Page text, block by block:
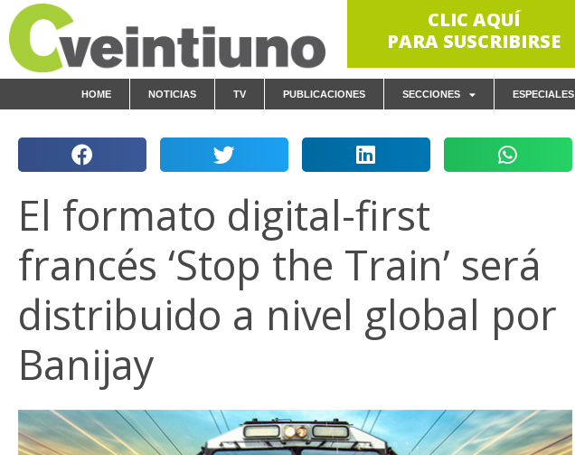
CLIC AQUÍ
PARA SUSCRIBIRSE
HOME NOTICIAS TV PUBLICACIONES SECCIONES ESPECIALES
El formato digital-first
francés ‘Stop the Train’ será
distribuido a nivel global por
Banijay